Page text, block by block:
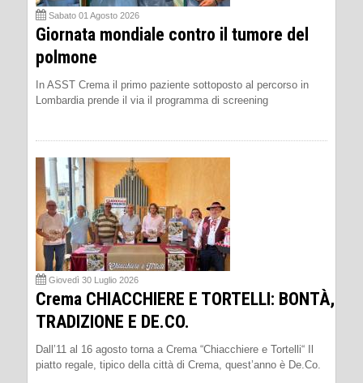
Sabato 01 Agosto 2026
Giornata mondiale contro il tumore del
polmone
In ASST Crema il primo paziente sottoposto al percorso in
Lombardia prende il via il programma di screening
Giovedì 30 Luglio 2026
Crema CHIACCHIERE E TORTELLI: BONTÀ,
TRADIZIONE E DE.CO.
Dall’11 al 16 agosto torna a Crema “Chiacchiere e Tortelli“ Il
piatto regale, tipico della città di Crema, quest’anno è De.Co.